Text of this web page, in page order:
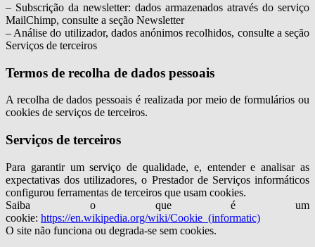
– Subscrição da newsletter: dados armazenados através do serviço
MailChimp, consulte a seção Newsletter
– Análise do utilizador, dados anónimos recolhidos, consulte a seção
Serviços de terceiros
Termos de recolha de dados pessoais
A recolha de dados pessoais é realizada por meio de formulários ou
cookies de serviços de terceiros.
Serviços de terceiros
Para garantir um serviço de qualidade, e, entender e analisar as
expectativas dos utilizadores, o Prestador de Serviços informáticos
configurou ferramentas de terceiros que usam cookies.
Saiba o que é um
cookie: https://en.wikipedia.org/wiki/Cookie_(informatic)
O site não funciona ou degrada-se sem cookies.